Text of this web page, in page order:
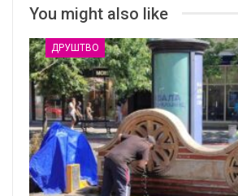
You might also like
ДРУШТВО